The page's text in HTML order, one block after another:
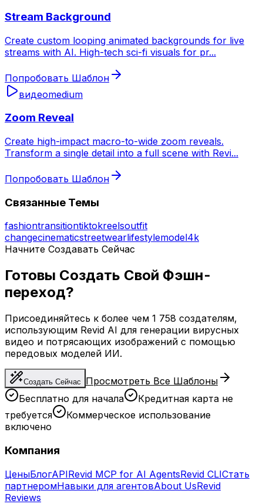
Stream Background
Create custom looping animated backgrounds for live
streams with AI. High-tech sci-fi visuals for pr...
Попробовать Шаблон
видеоmedium
Zoom Reveal
Create high-impact macro-to-wide zoom reveals.
Transform a single detail into a full scene with Revi...
Попробовать Шаблон
Связанные Темы
fashiontransitiontiktokreelsoutfit
changecinematicstreetwearlifestylemodel4k
Начните Создавать Сейчас
Готовы Создать Свой Фэшн-
переход?
Присоединяйтесь к более чем 1 758 создателям,
использующим Revid AI для генерации вирусных
видео и потрясающих изображений с помощью
передовых моделей ИИ.
Создать Сейчас
Просмотреть Все Шаблоны
Бесплатно для начала
Кредитная карта не
требуется
Коммерческое использование
включено
Компания
ЦеныБлогAPIRevid MCP for AI AgentsRevid CLIСтать
партнеромНавыки для агентовAbout UsRevid
Reviews